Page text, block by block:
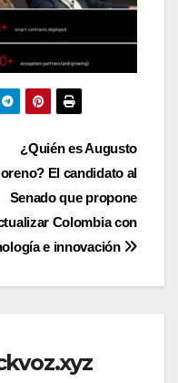
¿Quién es Augusto
El candidato al
Senado que propone
Colombia con
e innovación